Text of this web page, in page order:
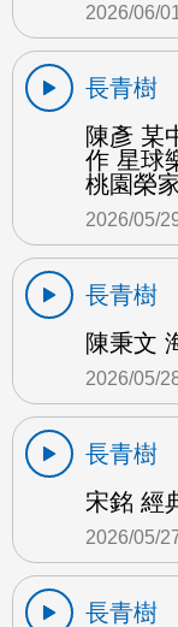
2026/06/
長青樹
陳彥 某
作 星球
桃園榮
2026/05/
長青樹
陳秉文
2026/05/
長青樹
宋銘 經
2026/05/
長青樹